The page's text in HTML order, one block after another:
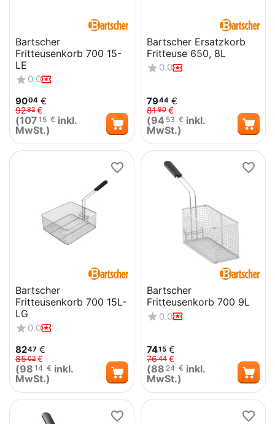
Bartscher
Fritteusenkorb 700 15-
LE
0.0
9004 €
9282 €
(107 15 € inkl.
MwSt.)
Bartscher Ersatzkorb
Fritteuse 650, 8L
0.0
7944 €
8190 €
(94 53 € inkl.
MwSt.)
Bartscher
Fritteusenkorb 700 15L-
LG
0.0
8247 €
8502 €
(98 14 € inkl.
MwSt.)
Bartscher
Fritteusenkorb 700 9L
0.0
7415 €
7644 €
(88 24 € inkl.
MwSt.)